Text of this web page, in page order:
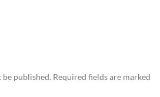
published. Required fields are marked